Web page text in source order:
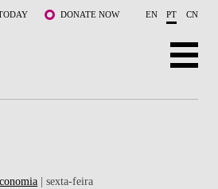
DONATE NOW EN PT CN
| sexta-feira